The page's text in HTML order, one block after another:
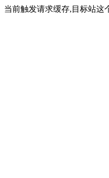
当前触发请求缓存,目标站这